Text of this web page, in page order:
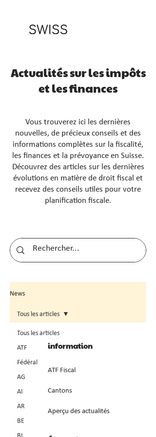
Actualités sur les impôts
et les finances
Vous trouverez ici les dernières
nouvelles, de précieux conseils et des
informations complètes sur la fiscalité,
les finances et la prévoyance en Suisse.
Découvrez des articles sur les dernières
évolutions en matière de droit fiscal et
recevez des conseils utiles pour votre
planification fiscale.
News
Tous les articles
ATF
Fédéral
AG
AI
AR
BE
Tous les articles
information
ATF Fiscal
Cantons
Aperçu des actualités